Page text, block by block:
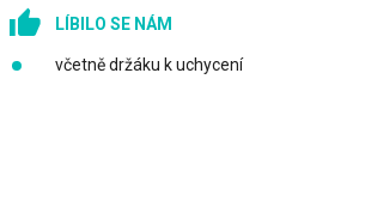
LÍBILO SE NÁM
včetně držáku k uchycení